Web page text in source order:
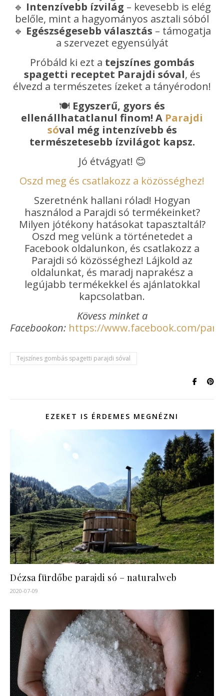
🔹 Intenzívebb ízvilág – kevesebb is elég
belőle, mint a hagyományos asztali sóból
🔹 Egészségesebb választás – támogatja
a szervezet egyensúlyát
Próbáld ki ezt a tejszínes gombás
spagetti receptet Parajdi sóval, és
élvezd a természetes ízeket a tányérodon!
🍽 Egyszerű, gyors és
ellenállhatatlanul finom! A Parajdi
sóval még intenzívebb és
természetesebb ízvilágot kapsz.
Jó étvágyat! 😊
Oszd meg és csatlakozz a közösséghez!
Szeretnénk hallani rólad! Hogyan
használod a Parajdi só termékeinket?
Milyen jótékony hatásokat tapasztaltál?
Oszd meg velünk a történetedet a
Facebook oldalunkon, és csatlakozz a
Parajdi só közösséghez! Lájkold az
oldalunkat, és maradj naprakész a
legújabb termékekkel és ajánlatokkal
kapcsolatban.
Kövess minket a
Facebookon: https://www.facebook.com/
Tejszínes gombás spagetti parajdi sóval
EZEKET IS ÉRDEMES MEGNÉZNI
Dézsa fürdőbe parajdi só – naturalweb
2020-07-09